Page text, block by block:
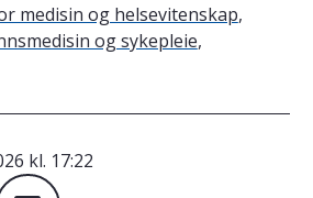
medisin og helsevitenskap,
og sykepleie,
kl. 17:22